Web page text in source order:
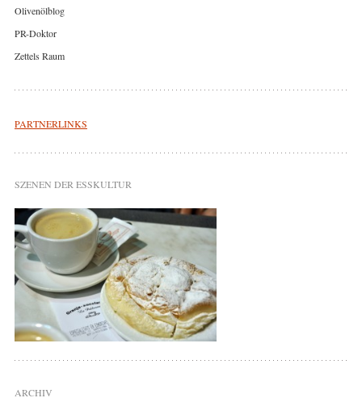
Olivenölblog
PR-Doktor
Zettels Raum
PARTNERLINKS
SZENEN DER ESSKULTUR
ARCHIV